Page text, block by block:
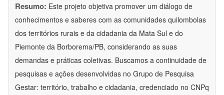
Resumo: Este projeto objetiva promover um diálogo de
conhecimentos e saberes com as comunidades quilombolas
dos territórios rurais e da cidadania da Mata Sul e do
Piemonte da Borborema/PB, considerando as suas
demandas e práticas coletivas. Buscamos a continuidade de
pesquisas e ações desenvolvidas no Grupo de Pesquisa
Gestar: território, trabalho e cidadania, credenciado no CNPq